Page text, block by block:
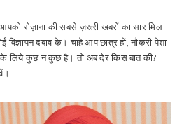
रोज़ाना की सबसे ज़रूरी खबरों का सार मिल
विज्ञापन दबाव के। चाहे आप छात्र हों, नौकरी पेशा
के लिये कुछ न कुछ है। तो अब देर किस बात की?